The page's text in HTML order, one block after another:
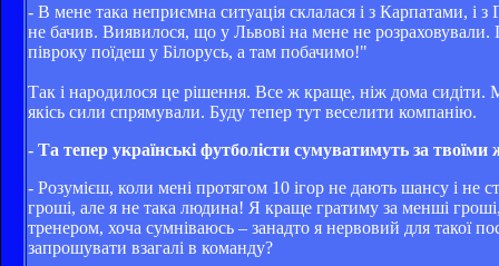
- В мене така неприємна ситуація склалася і з Карпатами,
не бачив. Виявилося, що у Львові на мене не
півроку поїдеш у Білорусь, а там побачимо!"
Так і народилося це рішення. Все ж краще, ніж дома
якісь сили спрямували. Буду тепер тут веселити компанію.
- Та тепер українські футболісти сумуватимуть за
- Розумієш, коли мені протягом 10 ігор не дають шансу і не
гроші, але я не така людина! Я краще гратиму за менші
тренером, хоча сумніваюсь – занадто я нервовий для такої
запрошувати взагалі в команду?